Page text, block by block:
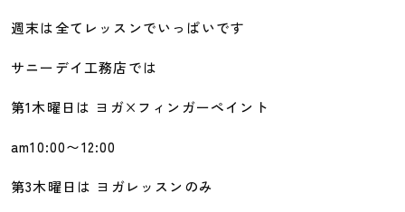
週末は全てレッスンでいっぱいです
サニーデイ工務店では
第1木曜日は ヨガ×フィンガーペイント
am10:00〜12:00
第3木曜日は ヨガレッスンのみ